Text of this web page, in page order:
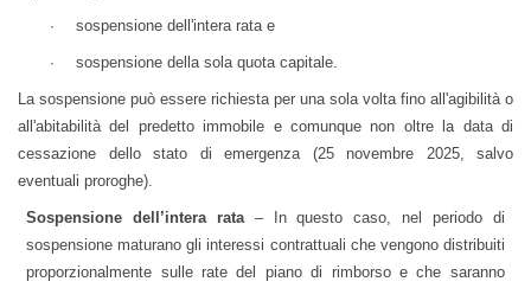
· sospensione dell'intera rata e
· sospensione della sola quota capitale.
La sospensione può essere richiesta per una sola volta fino all'agibilità o
all'abitabilità del predetto immobile e comunque non oltre la data di
cessazione dello stato di emergenza (25 novembre 2025, salvo
eventuali proroghe).
Sospensione dell’intera rata– In questo caso, nel periodo di
sospensione maturano gli interessi contrattuali che vengono distribuiti
proporzionalmente sulle rate del piano di rimborso eche saranno